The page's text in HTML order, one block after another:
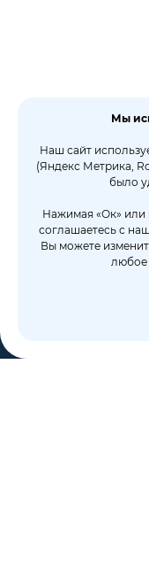
Мы
Наш сайт
(Яндекс Метрика,
было
Нажимая «Ок» или
соглашаетесь с
Вы можете
любое